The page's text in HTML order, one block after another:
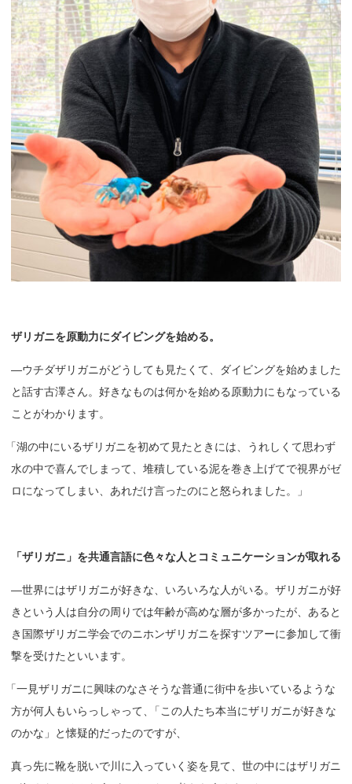
ザリガニを原動力にダイビングを始める。
—ウチダザリガニがどうしても見たくて、ダイビングを始めました
と話す古澤さん。好きなものは何かを始める原動力にもなっている
ことがわかります。
「湖の中にいるザリガニを初めて見たときには、うれしくて思わず
水の中で喜んでしまって、堆積している泥を巻き上げてで視界がゼ
ロになってしまい、あれだけ言ったのにと怒られました。」
「ザリガニ」を共通言語に色々な人と コミュニケーションが取れる
—世界にはザリガニが好きな、いろいろな人がいる。ザリガニが好
きという人は自分の周りでは年齢が高めな層が多かったが、あると
き国際ザリガニ学会でのニホンザリガニを探すツアーに参加して衝
撃を受けたといいます。
「一見ザリガニに興味のなさそうな普通に街中を歩いているような
方が何人もいらっしゃって
「この人たち本当にザリガニが好きな
のかな」と懐疑的だったのですが、
真っ先に靴を脱いで川に入っていく姿を見て、世の中にはザリガニ